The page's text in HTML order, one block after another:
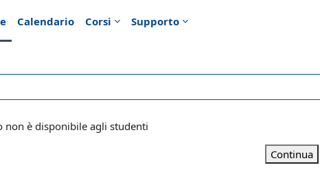
Calendario Corsi Supporto
non è disponibile agli studenti
Continua